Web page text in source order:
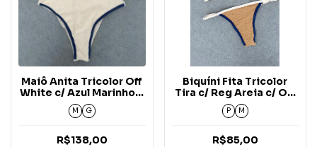
Maiô Anita Tricolor Off
White c/ Azul Marinho e
Areia Carmel Blue
Jeans
M G
R$138,00
Biquíni Fita Tricolor
Tira c/ Reg Areia c/ Off
White e Azul Marinho
Carmel Blue Jeans
P M
R$85,00